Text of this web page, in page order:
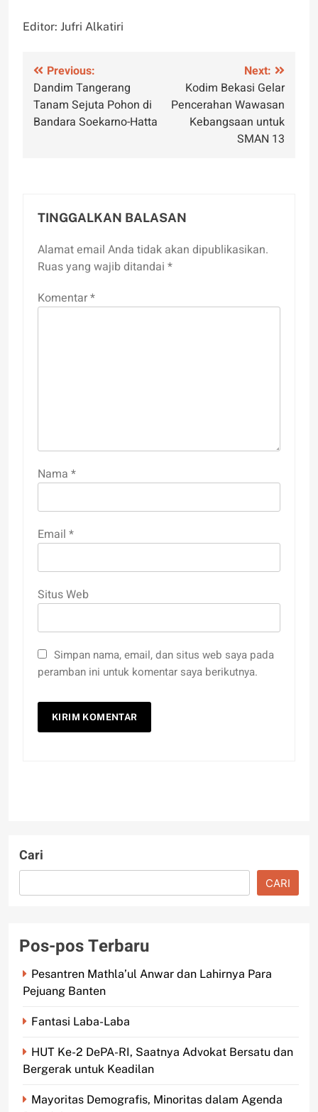
Editor: Jufri Alkatiri
Navigasi
pos
Previous:
Dandim Tangerang
Tanam Sejuta Pohon di
Bandara Soekarno-Hatta
Next:
Kodim Bekasi Gelar
Pencerahan Wawasan
Kebangsaan untuk
SMAN 13
TINGGALKAN BALASAN
Alamat email Anda tidak akan dipublikasikan.
Ruas yang wajib ditandai *
Komentar*
Nama *
Email *
Situs Web
Simpan nama, email, dan situs web saya pada
peramban ini untuk komentar saya berikutnya.
Cari
CARI
Pos-pos Terbaru
Pesantren Mathla’ul Anwar dan Lahirnya Para
Pejuang Banten
Fantasi Laba-Laba
HUT Ke-2 DePA-RI, Saatnya Advokat Bersatu dan
Bergerak untuk Keadilan
Mayoritas Demografis, Minoritas dalam Agenda